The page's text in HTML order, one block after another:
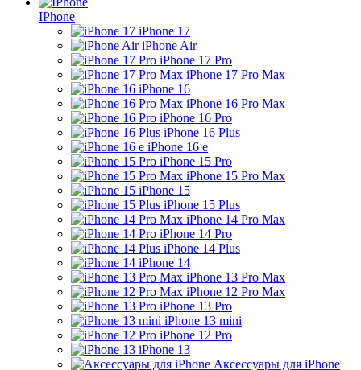
IPhone
iPhone 17
iPhone Air
iPhone 17 Pro
iPhone 17 Pro Max
iPhone 16
iPhone 16 Pro Max
iPhone 16 Pro
iPhone 16 Plus
iPhone 16 e
iPhone 15 Pro
iPhone 15 Pro Max
iPhone 15
iPhone 15 Plus
iPhone 14 Pro Max
iPhone 14 Pro
iPhone 14 Plus
iPhone 14
iPhone 13 Pro Max
iPhone 12 Pro Max
iPhone 13 Pro
iPhone 13 mini
iPhone 12 Pro
iPhone 13
Аксессуары для iPhone